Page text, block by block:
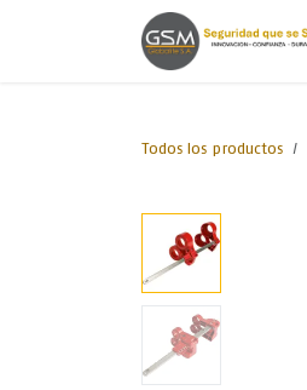
Ir al contenido
Todos los productos